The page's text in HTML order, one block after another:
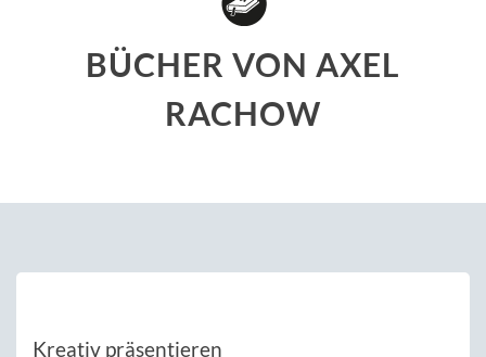
BÜCHER VON AXEL
RACHOW
Kreativ präsentieren